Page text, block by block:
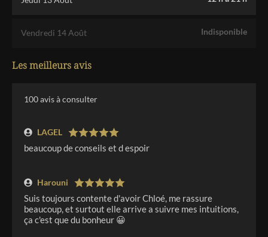
Vendredi 14 Août Indisponible
Les meilleurs avis
100avis à consulter
LAGEL
beaucoup de conseils et d espoir
Harouni
Suis toujours contente d'avoir Chloé, me rassure
beaucoup, et surtout elle arrive a suivre mes intuitions,
ça c'est que du bonheur 😀